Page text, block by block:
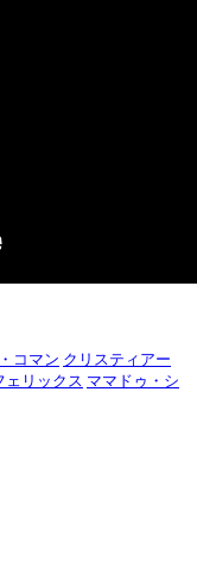
コマン クリスティアー
ェリックス ママドゥ・シ